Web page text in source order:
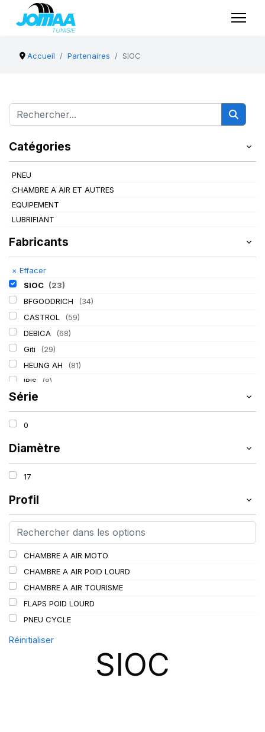
Accueil Partenaires SIOC
Catégories
PNEU
CHAMBRE A AIR ET AUTRES
EQUIPEMENT
LUBRIFIANT
Fabricants
× Effacer
SIOC (23)
BFGOODRICH
(34)
CASTROL
(59)
DEBICA
(68)
Giti
(29)
HEUNG AH
(81)
IRIS
(8)
ITALMATIC
KLEBER (116)
LASSA
LING LONG
MICHELIN (345)
MITAS
Mondolfo ferro
SCHRADER (24)
SPEEDWAYS (64)
STICA (3)
TIGAR (24)
Série
0
Diamètre
17
Profil
CHAMBRE A AIR MOTO
CHAMBRE A AIR POID LOURD
CHAMBRE A AIR TOURISME
FLAPS POID LOURD
PNEU CYCLE
Réinitialiser
SIOC